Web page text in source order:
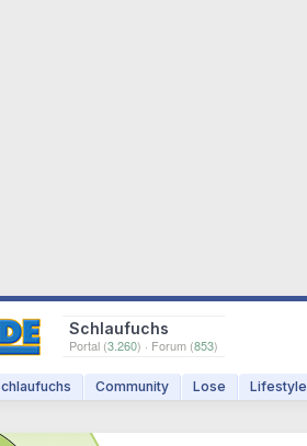
Schlaufuchs
Portal (3.260) · Forum (853)
Community Lose Lifestyle